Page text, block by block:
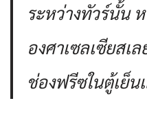
ระหว่างทัวร์นั้น
องศาเซลเซียสเ
ช่องฟรีซในตู้เย็น